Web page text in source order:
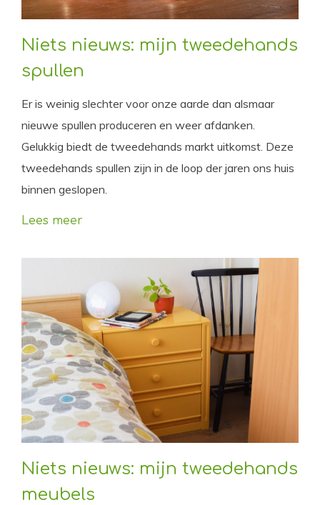
Niets nieuws: mijn tweedehands
spullen
Er is weinig slechter voor onze aarde dan alsmaar
nieuwe spullen produceren en weer afdanken.
Gelukkig biedt de tweedehands markt uitkomst. Deze
tweedehands spullen zijn in de loop der jaren ons huis
binnen geslopen.
Lees meer
Niets nieuws: mijn tweedehands
meubels